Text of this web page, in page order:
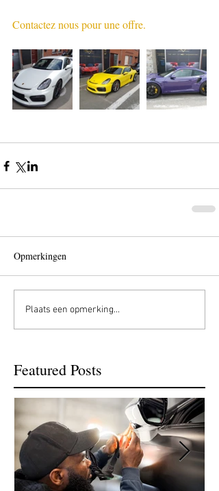
Contactez nous pour une offre.
Opmerkingen
Plaats een opmerking...
Featured Posts